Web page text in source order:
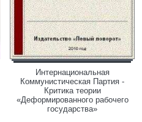
Интернациональная
Коммунистическая Партия -
Критика теории
«Деформированного рабочего
государства»